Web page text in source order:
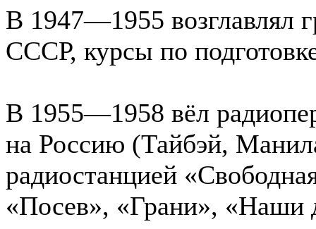
В 1947—1955 возглавлял
СССР, курсы по
В 1955—1958 вёл
на Россию (Тайбэй,
радиостанцией
«Посев», «Грани»,